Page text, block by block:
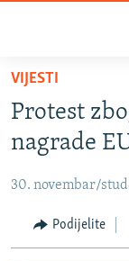
Pređite
glavni
sadržaj
Pređite
na
navigaciju
Pređite
BOSNA I
SRBIJA
KOSOVO
CRNA GORA
VIJESTI
Protest
nagrade
30. novembar/
Podijelite